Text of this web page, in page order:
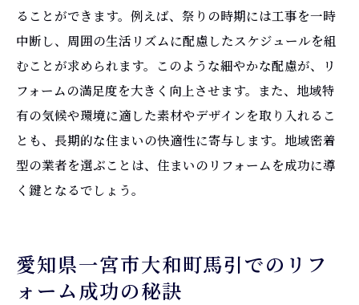
ることができます。例えば、祭りの時期には工事を一時
中断し、周囲の生活リズムに配慮したスケジュールを組
むことが求められます。このような細やかな配慮が、リ
フォームの満足度を大きく向上させます。また、地域特
有の気候や環境に適した素材やデザインを取り入れるこ
とも、長期的な住まいの快適性に寄与します。地域密着
型の業者を選ぶことは、住まいのリフォームを成功に導
く鍵となるでしょう。
愛知県一宮市大和町馬引でのリフ
ォーム成功の秘訣